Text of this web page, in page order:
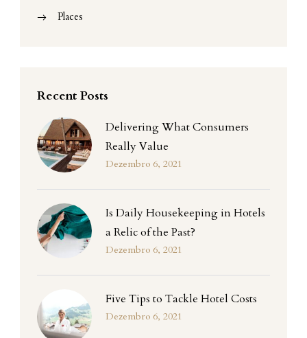
Places
Recent Posts
Delivering What Consumers
Really Value
Dezembro 6, 2021
Is Daily Housekeeping in Hotels
a Relic of the Past?
Dezembro 6, 2021
Five Tips to Tackle Hotel Costs
Dezembro 6, 2021